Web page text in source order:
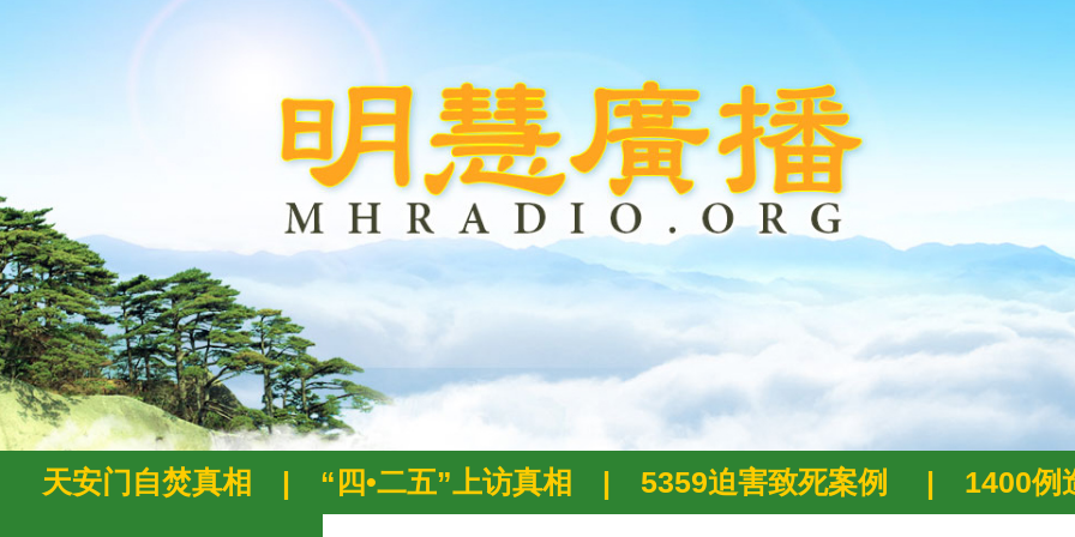
天安门自焚真相 | “四•二五”上访真相 | 5359迫害致死案例 | 1400例